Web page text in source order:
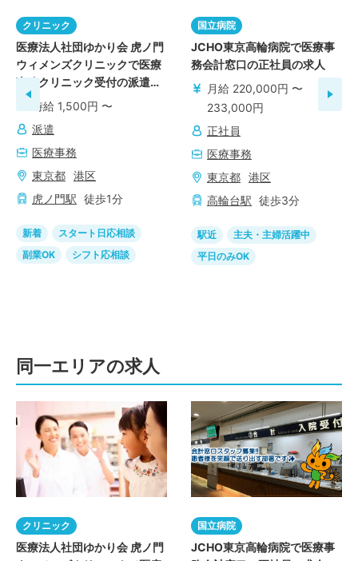
クリニック
医療法人社団ゆかり会 虎ノ門
ウィメンズクリニックで医療
事務クリニック受付の派遣の
求人 時給 1,500円 〜
派遣
医療事務
東京都 港区
虎ノ門駅 徒歩1分
新着
スタート日応相談
副業OK
シフト応相談
国立病院
JCHO東京高輪病院で医療事
務会計窓口の正社員の求人
月給 220,000円 〜
233,000円
正社員
医療事務
東京都 港区
高輪台駅 徒歩3分
駅近
主夫・主婦活躍中
平日のみOK
同一エリアの求人
クリニック
医療法人社団ゆかり会 虎ノ門
国立病院
JCHO東京高輪病院で医療事